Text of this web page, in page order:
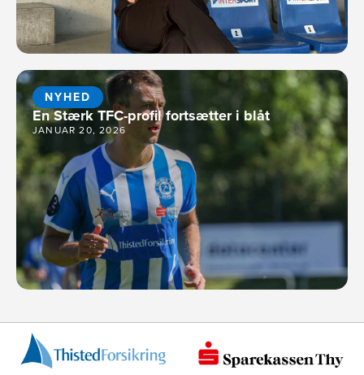
NYHED
En Stærk TFC-profil fortsætter i blåt
JANUAR 20, 2026